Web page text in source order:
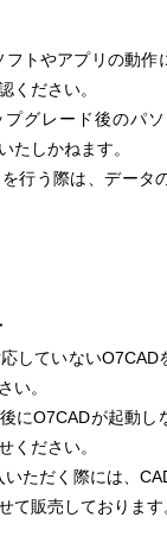
フトやアプリの動
ください。
プグレード後のパ
たしかねます。
を行う際は、データ
応していない
い。
にO7CADが起動
ください。
いただく際には、
て販売しております